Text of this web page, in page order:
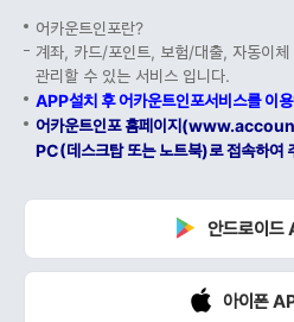
어카운트인포란?
계좌, 카드/포인트, 보험/대출, 자동이
관리할 수 있는 서비스 입니다.
APP설치 후 어카운트인포서비스를 이
어카운트인포 홈페이지
PC(데스크탑 또는 노트북)로 접속하여
안드로이드
아이폰